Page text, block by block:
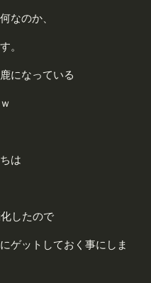
なのか、
。
になっている
は
したので
ゲットしておく事にしま